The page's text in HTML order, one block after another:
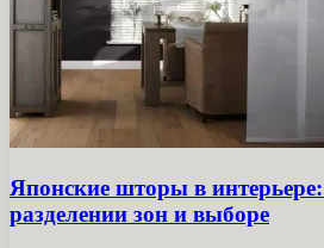
Японские шторы в
разделении зон и выборе